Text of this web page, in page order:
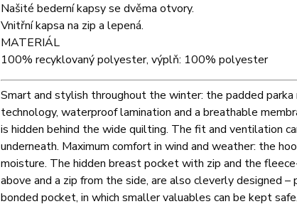
Našité bederní kapsy se dvěma otvory.
Vnitřní kapsa na zip a lepená.
MATERIÁL
100% recyklovaný polyester, výplň: 100% polyester
Smart and stylish throughout the winter: the padded
technology, waterproof lamination and a breathable
is hidden behind the wide quilting. The fit and ventilation
underneath. Maximum comfort in wind and weather: the
moisture. The hidden breast pocket with zip and the
above and a zip from the side, are also cleverly designed
bonded pocket, in which smaller valuables can be kept